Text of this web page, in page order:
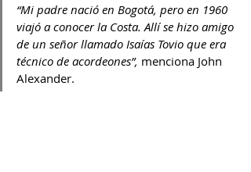
“Mi padre nació en Bogotá, pero en 1960
viajó a conocer la Costa. Allí se hizo amigo
de un señor llamado Isaías Tovio que era
técnico de acordeones”, menciona John
Alexander.